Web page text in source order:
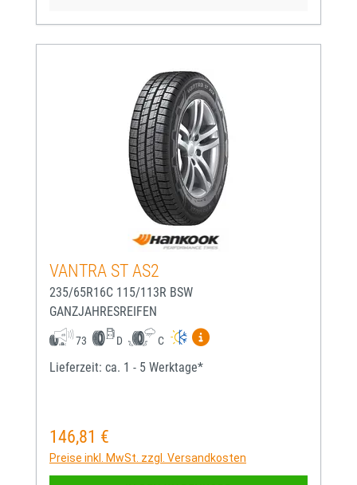
VANTRA ST AS2
235/65R16C 115/113R BSW
GANZJAHRESREIFEN
73 D C
Mehr Informationen zum
Lieferzeit: ca. 1 - 5 Werktage*
Regulärer Preis:
146,81 €
Preise inkl. MwSt. zzgl. Versandkosten